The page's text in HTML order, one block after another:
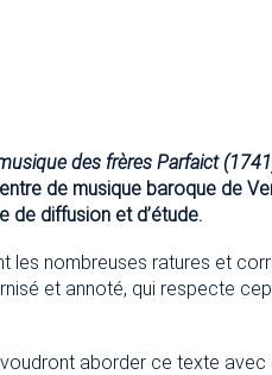
des frères Parfaict
de musique baroque de
de diffusion et d’étude.
les nombreuses ratures et
et annoté, qui respecte
aborder ce texte avec